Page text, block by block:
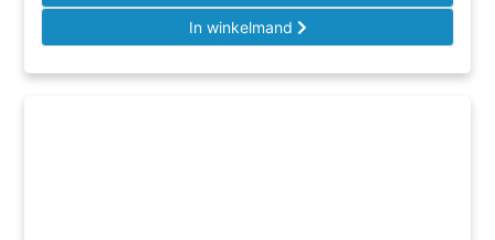
In winkelmand